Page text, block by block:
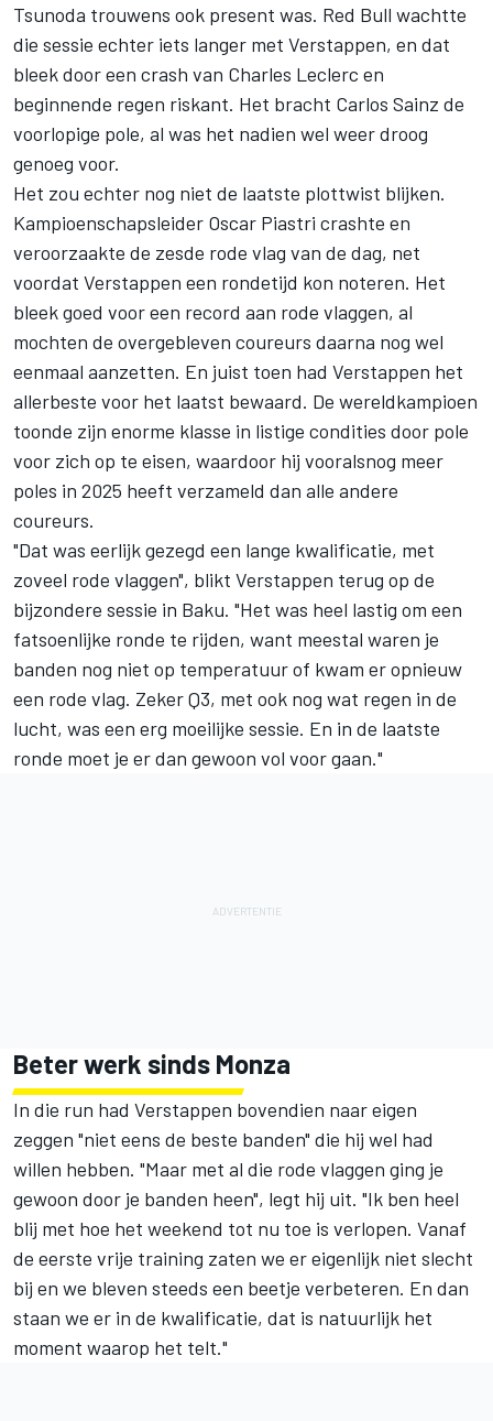
Tsunoda trouwens ook present was. Red Bull wachtte
die sessie echter iets langer met Verstappen, en dat
bleek door een crash van Charles Leclerc en
beginnende regen riskant. Het bracht Carlos Sainz de
voorlopige pole, al was het nadien wel weer droog
genoeg voor.
Het zou echter nog niet de laatste plottwist blijken.
Kampioenschapsleider Oscar Piastri crashte en
veroorzaakte de zesde rode vlag van de dag, net
voordat Verstappen een rondetijd kon noteren. Het
bleek goed voor een record aan rode vlaggen, al
mochten de overgebleven coureurs daarna nog wel
eenmaal aanzetten. En juist toen had Verstappen het
allerbeste voor het laatst bewaard. De wereldkampioen
toonde zijn enorme klasse in listige condities door pole
voor zich op te eisen, waardoor hij vooralsnog meer
poles in 2025 heeft verzameld dan alle andere
coureurs.
"Dat was eerlijk gezegd een lange kwalificatie, met
zoveel rode vlaggen", blikt Verstappen terug op de
bijzondere sessie in Baku. "Het was heel lastig om een
fatsoenlijke ronde te rijden, want meestal waren je
banden nog niet op temperatuur of kwam er opnieuw
een rode vlag. Zeker Q3, met ook nog wat regen in de
lucht, was een erg moeilijke sessie. En in de laatste
ronde moet je er dan gewoon vol voor gaan."
Beter werk sinds Monza
In die run had Verstappen bovendien naar eigen
zeggen "niet eens de beste banden" die hij wel had
willen hebben. "Maar met al die rode vlaggen ging je
gewoon door je banden heen", legt hij uit. "Ik ben heel
blij met hoe het weekend tot nu toe is verlopen. Vanaf
de eerste vrije training zaten we er eigenlijk niet slecht
bij en we bleven steeds een beetje verbeteren. En dan
staan we er in de kwalificatie, dat is natuurlijk het
moment waarop het telt."